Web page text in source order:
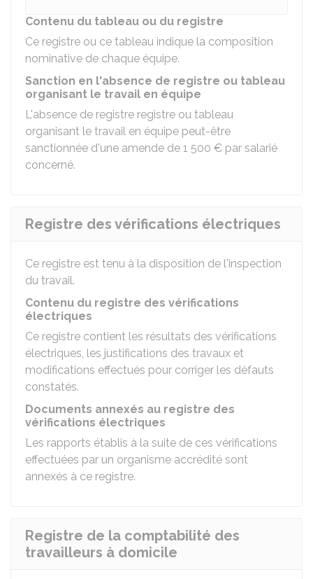
Contenu du tableau ou du registre
Ce registre ou ce tableau indique la composition
nominative de chaque équipe.
Sanction en l'absence de registre ou tableau
organisant le travail en équipe
L'absence de registre registre ou tableau
organisant le travail en équipe peut-être
sanctionnée d'une amende de 1 500 € par salarié
concerné.
Registre des vérifications électriques
Ce registre est tenu à la disposition de l'inspection
du travail.
Contenu du registre des vérifications
électriques
Ce registre contient les résultats des vérifications
électriques, les justifications des travaux et
modifications effectués pour corriger les défauts
constatés.
Documents annexés au registre des
vérifications électriques
Les rapports établis à la suite de ces vérifications
effectuées par un organisme accrédité sont
annexés à ce registre.
Registre de la comptabilité des
travailleurs à domicile